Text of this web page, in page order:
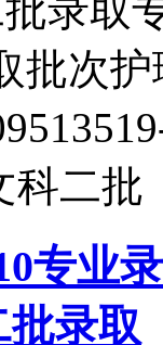
录取
批次护
科二批
专业
录取